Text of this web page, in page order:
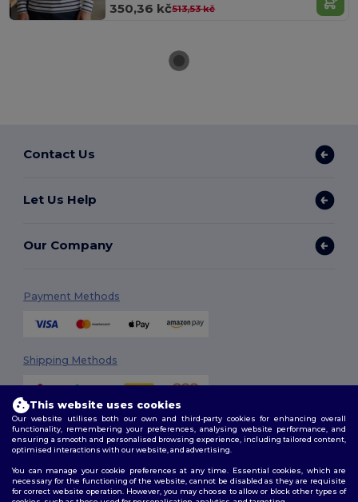
350,36 kč513,53 kč
Contact Us
Let Us Help
Our Company
Payment Methods
Shipping Methods
Follow Us
This website uses cookies
Our website utilises both our own and third-party cookies for enhancing overall
functionality, remembering your preferences, analysing website performance, and
ensuring a smooth and personalised browsing experience, including tailored content,
optimised interactions with our website, and advertising.
You can manage your cookie preferences at any time. Essential cookies, which are
necessary for the functioning of the website, cannot be disabled as they are requisite
for correct website operation. However, you may choose to allow or block other types of